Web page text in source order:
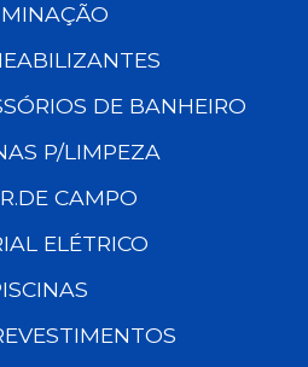
DE BANHEIRO
P/LIMPEZA
CAMPO
ELÉTRICO